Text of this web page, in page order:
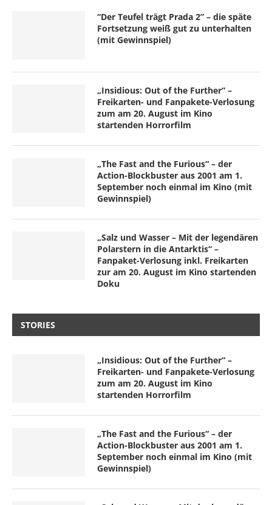
“Der Teufel trägt Prada 2” – die späte
Fortsetzung weiß gut zu unterhalten
(mit Gewinnspiel)
„Insidious: Out of the Further“ –
Freikarten- und Fanpakete-Verlosung
zum am 20. August im Kino
startenden Horrorfilm
„The Fast and the Furious“ – der
Action-Blockbuster aus 2001 am 1.
September noch einmal im Kino (mit
Gewinnspiel)
„Salz und Wasser – Mit der legendären
Polarstern in die Antarktis“ –
Fanpaket-Verlosung inkl. Freikarten
zur am 20. August im Kino startenden
Doku
STORIES
„Insidious: Out of the Further“ –
Freikarten- und Fanpakete-Verlosung
zum am 20. August im Kino
startenden Horrorfilm
„The Fast and the Furious“ – der
Action-Blockbuster aus 2001 am 1.
September noch einmal im Kino (mit
Gewinnspiel)